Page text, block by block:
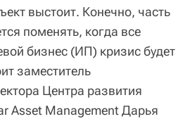
выстоит. Конечно, часть
поменять, когда все
бизнес (ИП) кризис будет
заместитель
Центра развития
Asset Management Дарья